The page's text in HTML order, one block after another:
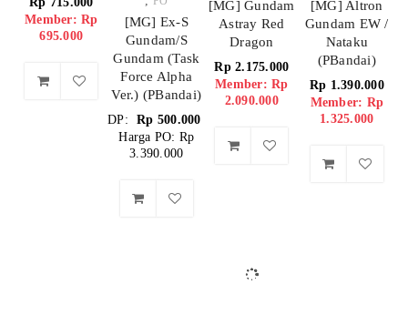
Member: Rp
695.000
[MG] Ex-S
Gundam/S
Gundam (Task
Force Alpha
Ver.) (PBandai)
DP: Rp 500.000
Harga PO: Rp
3.390.000
[MG] Gundam
Astray Red
Dragon
Rp2.175.000
Member: Rp
2.090.000
[MG] Altron
Gundam EW /
Nataku
(PBandai)
Rp 1.390.000
Member: Rp
1.325.000